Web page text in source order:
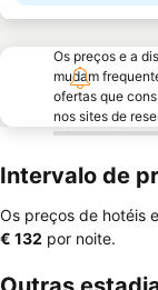
Os preços e a
mudam
ofertas que
nos sites de
Intervalo de
Os preços de hotéis
‎€ 132 por noite.